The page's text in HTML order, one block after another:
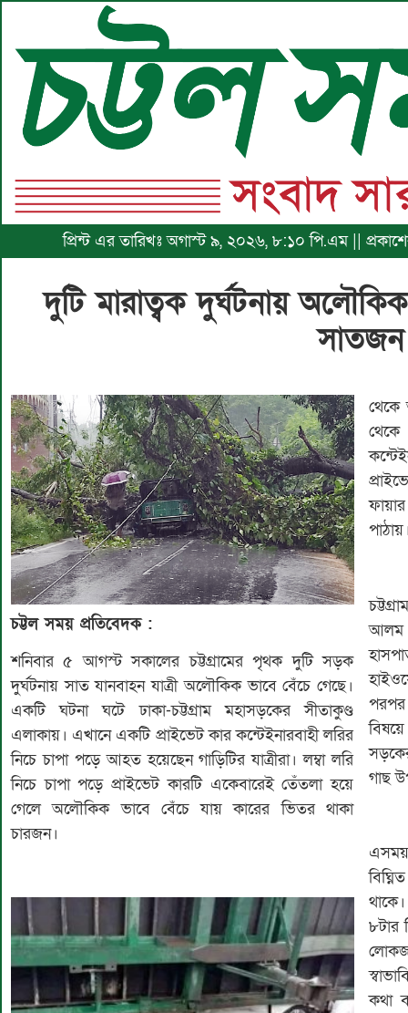
প্রিন্ট এর তারিখঃ অগাস্ট ৯, ২০২৬, ৮:১০ পি.এম ||
দুটি মারাত্বক দুর্ঘটনায়
সাতজন
চট্টল সময় প্রতিবেদক :
শনিবার ৫ আগস্ট সকালের চট্টগ্রামের পৃথক দুটি সড়ক
দুর্ঘটনায় সাত যানবাহন যাত্রী অলৌকিক ভাবে বেঁচে গেছে।
একটি ঘটনা ঘটে ঢাকা-চট্টগ্রাম মহাসড়কের সীতাকুণ্ড
এলাকায়। এখানে একটি প্রাইভেট কার কন্টেইনারবাহী লরির
নিচে চাপা পড়ে আহত হয়েছেন গাড়িটির যাত্রীরা। লম্বা লরি
নিচে চাপা পড়ে প্রাইভেট কারটি একেবারেই তেঁতলা হয়ে
গেলে অলৌকিক ভাবে বেঁচে যায় কারের ভিতর থাকা
চারজন।
থেকে
আলম
গাছ
এসময়
৮টার
কথা